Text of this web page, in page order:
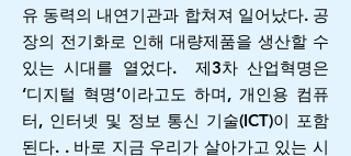
유 동력의 내연기관과 합쳐져 일어났다. 공
장의 전기화로 인해 대량제품을 생산할 수
있는 시대를 열었다. 제3차 산업혁명은
‘디지털 혁명’이라고도 하며, 개인용 컴퓨
터, 인터넷 및 정보 통신 기술(ICT)이 포함
된다. . 바로 지금 우리가 살아가고 있는 시